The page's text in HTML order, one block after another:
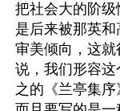
把社会大的阶
是后来被那英
审美倾向，这
说，我们形容这
之的《兰亭集序